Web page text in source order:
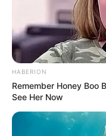
Новини
Попит на
аналітика
У селі на
джерело, з
HABERION
Remember Honey Boo
See Her Now